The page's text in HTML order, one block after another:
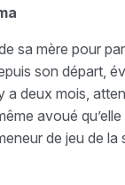
sa mère pour
son départ,
a deux mois,
avoué
de jeu de